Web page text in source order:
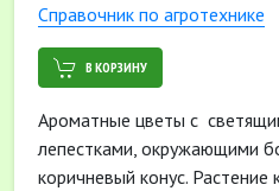
Cправочник по агротехнике
В КОРЗИНУ
Ароматные цветы с
лепестками, окружающими
коричневый конус.